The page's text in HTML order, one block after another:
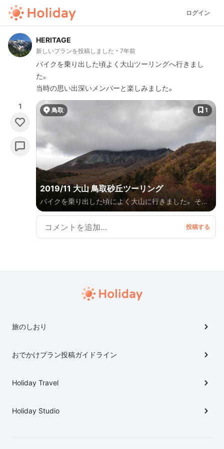
ログイン
HERITAGE
新しいプランを投稿しました 7年前
バイクを乗り出した頃よく大山ツーリングへ行きまし
た。
当時の思い出深いメンバーと楽しみました。
1 鳥取 1
2019/11 大山 鳥取砂丘ツーリング
バイクを乗り出した頃によく大山に行きました。 その
思い出深いメンバーとのツーリングです👍
旅のしおり
おでかけプラン投稿ガイドライン
Holiday Travel
Holiday Studio